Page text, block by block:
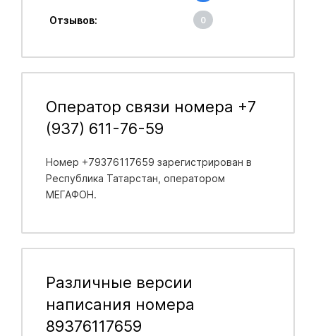
Отзывов: 0
Оператор связи номера +7
(937) 611-76-59
Номер +79376117659 зарегистрирован в
Республика Татарстан , оператором
МЕГАФОН.
Различные версии
написания номера
89376117659